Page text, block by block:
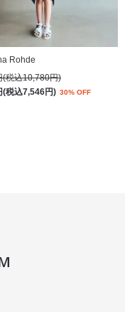
Rohde
(税込10,780円)
(税込7,546円) 30% OFF